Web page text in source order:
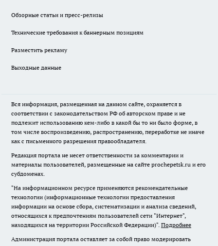
Обзорные статьи и пресс-релизы
Технические требования к баннерным позициям
Разместить рекламу
Выходные данные
Вся информация, размещенная на данном сайте, охраняется в
соответствии с законодательством РФ об авторском праве и не
подлежит использованию кем-либо в какой бы то ни было форме, в
том числе воспроизведению, распространению, переработке не иначе
как с письменного разрешения правообладателя.
Редакция портала не несет ответственности за комментарии и
материалы пользователей, размещенные на сайте prochepetsk.ru и его
субдоменах.
"На информационном ресурсе применяются рекомендательные
технологии (информационные технологии предоставления
информации на основе сбора, систематизации и анализа сведений,
относящихся к предпочтениям пользователей сети "Интернет",
находящихся на территории Российской Федерации)". Подробнее
Администрация портала оставляет за собой право модерировать